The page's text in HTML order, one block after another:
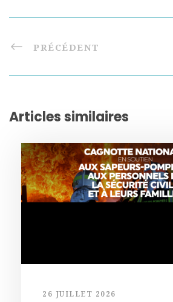
PRÉCÉDENT
Articles similaires
26 JUILLET 2026